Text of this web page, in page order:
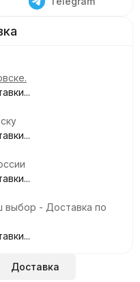
выбор - Доставка по
Доставка